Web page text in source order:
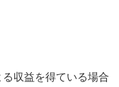
収益を得ている場合